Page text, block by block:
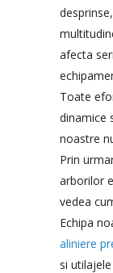
afecta
Toate
dinamice
noastre
Prin
arborilor
vedea
Echipa
aliniere
si